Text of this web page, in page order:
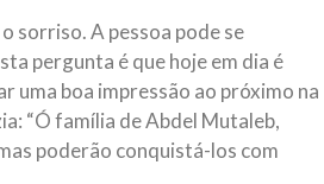
sorriso. A pessoa pode se
pergunta é que hoje em dia é
uma boa impressão ao próximo na
“Ó família de Abdel Mutaleb,
poderão conquistá-los com